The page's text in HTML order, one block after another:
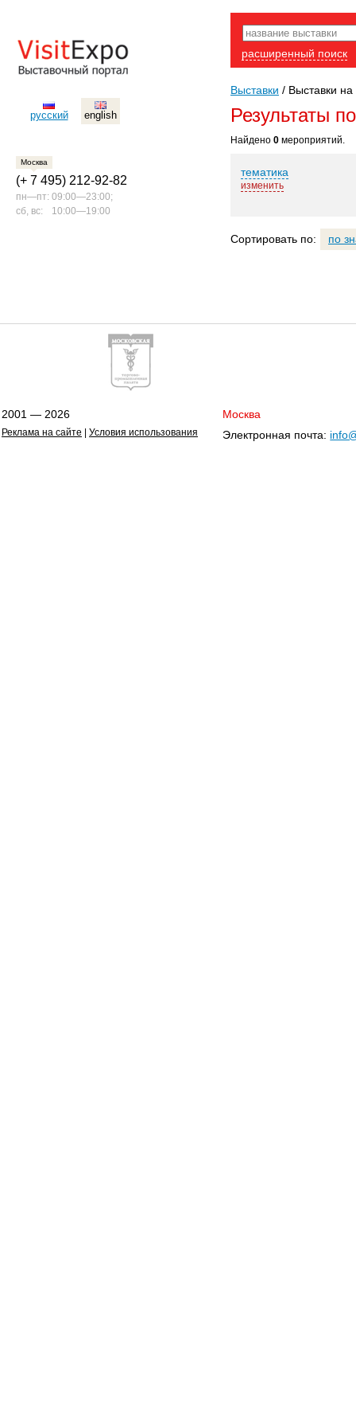
русский english
Москва
(+ 7 495) 212-92-82
пн—пт: 09:00—23:00;
сб, вс:
10:00—19:00
расширенный поиск
Выставки / Выставки на
Результаты
Найдено 0 мероприятий.
тематика
изменить
Сортировать по: по
2001 — 2026
Реклама на сайте Условия использования
Москва
Электронная почта: